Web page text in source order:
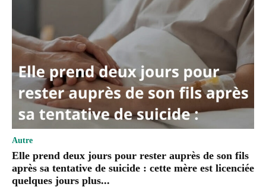
Autre
Elle prend deux jours pour rester auprès de son fils
après sa tentative de suicide : cette mère est licenciée
quelques jours plus...